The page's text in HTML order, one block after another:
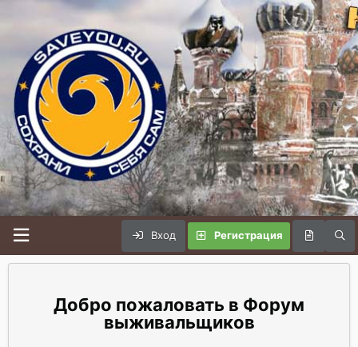
Вход Регистрация
Форум
выживальщиков